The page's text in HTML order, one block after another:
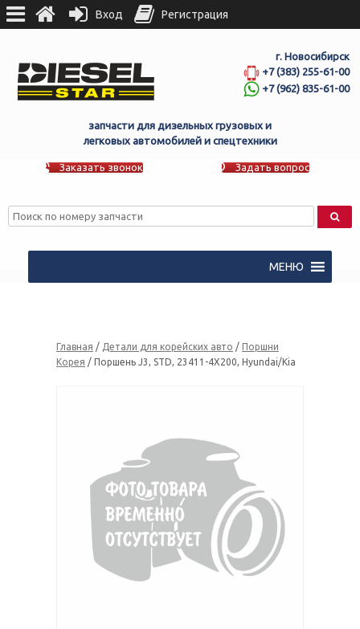
г. Новосибирск
+7 (383) 255-61-00
+7 (962) 835-61-00
запчасти для дизельных грузовых и
легковых автомобилей и спецтехники
Заказать звонок Задать вопрос
МЕНЮ
Главная / Детали для корейских авто / Поршни
Корея / Поршень J3, STD, 23411-4X200, Hyundai/Kia
Вход Регистрация